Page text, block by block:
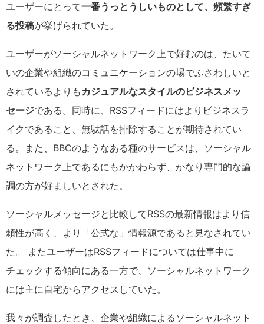
ユーザーにとって一番うっとうしいものとして、頻繁すぎ
る投稿が挙げられていた。
ユーザーがソーシャルネットワーク上で好むのは、たいて
いの企業や組織のコミュニケーションの場でふさわしいと
されているよりもカジュアルなスタイルのビジネスメッ
セージである。同時に、RSSフィードにはよりビジネスラ
イクであること、無駄話を排除することが期待されてい
る。また、BBCのようなある種のサービスは、ソーシャル
ネットワーク上であるにもかかわらず、かなり専門的な論
調の方が好ましいとされた。
ソーシャルメッセージと比較してRSSの最新情報はより信
頼性が高く、より「公式な」情報源であると見なされてい
た。 またユーザーはRSSフィードについては仕事中に
チェックする傾向にある一方で、ソーシャルネットワーク
には主に自宅からアクセスしていた。
我々が調査したとき、企業や組織によるソーシャルネット